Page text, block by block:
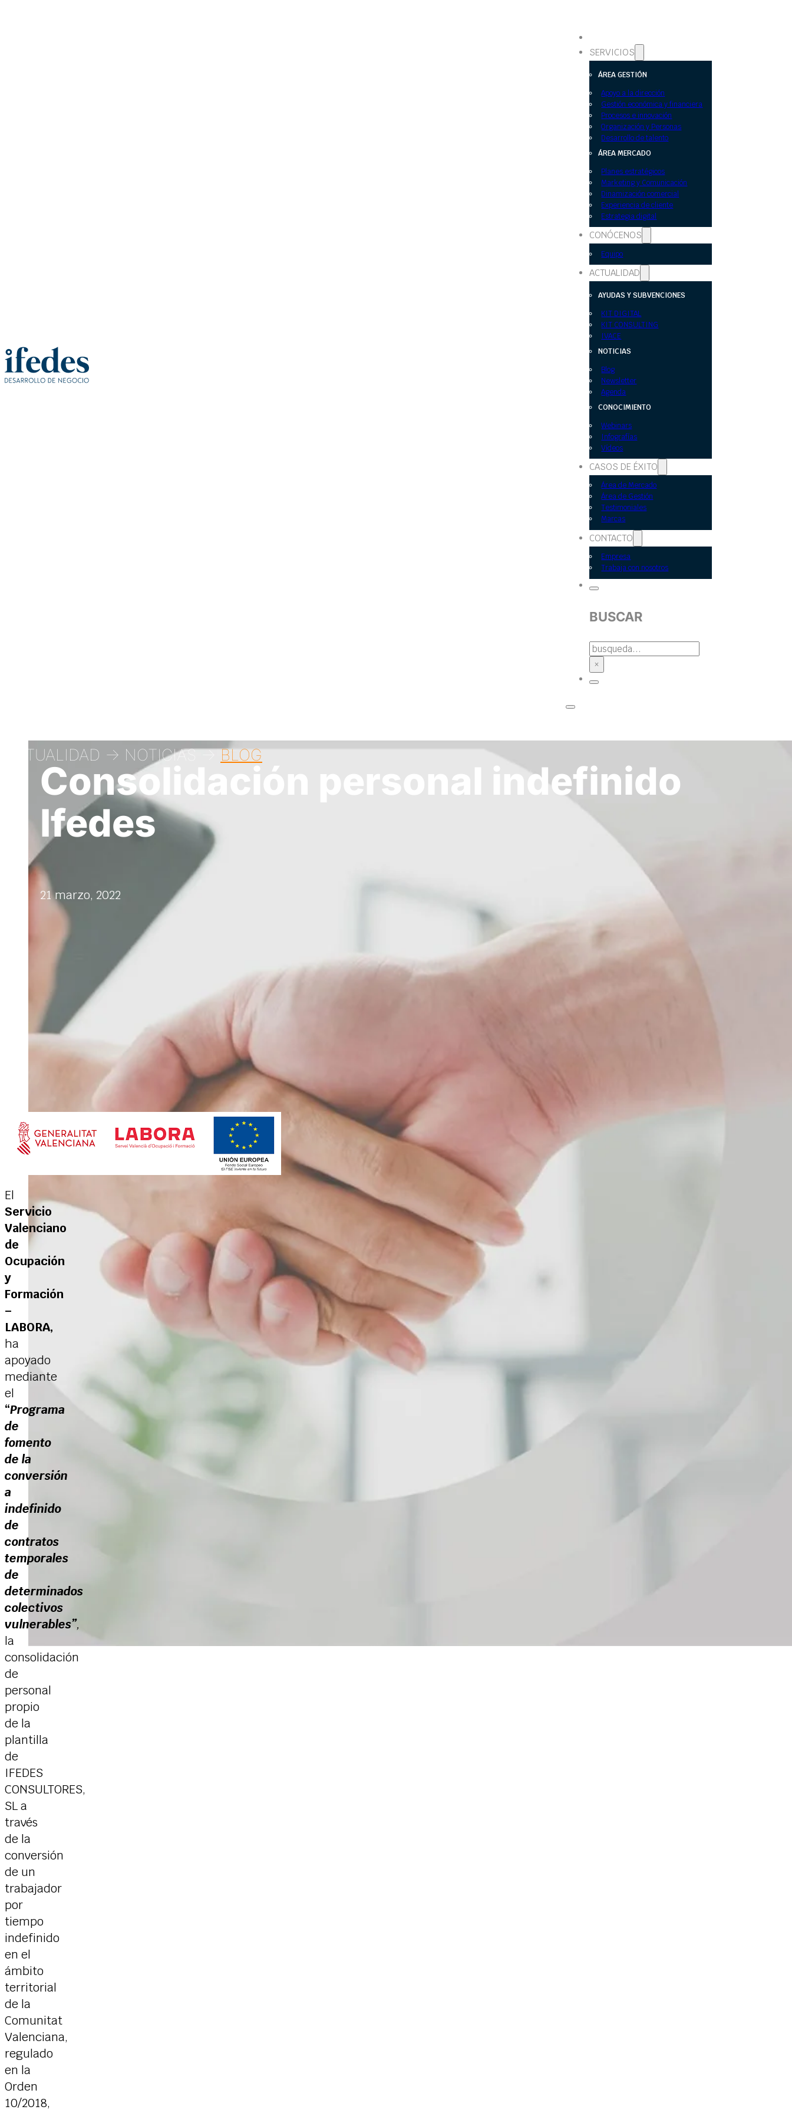
SERVICIOS
ÁREA GESTIÓN
Apoyo a la dirección
Gestión económica y financiera
Procesos e innovación
Organización y Personas
Desarrollo de talento
ÁREA MERCADO
Planes estratégicos
Marketing y Comunicación
Dinamización comercial
Experiencia de cliente
Estrategia digital
CONÓCENOS
Equipo
ACTUALIDAD
AYUDAS Y SUBVENCIONES
KIT DIGITAL
KIT CONSULTING
IVACE
NOTICIAS
Blog
Newsletter
Agenda
CONOCIMIENTO
Webinars
Infografías
Vídeos
CASOS DE ÉXITO
Área de Mercado
Área de Gestión
Testimoniales
Marcas
CONTACTO
Empresa
Trabaja con nosotros
BUSCAR
BUSCAR
×
ACTUALIDAD -> NOTICIAS ->BLOG
Consolidación personal indefinido
Ifedes
21 marzo, 2022
El
Servicio
Valenciano
de
Ocupación
y
Formación
–
LABORA,
ha
apoyado
mediante
el
“Programa
de
fomento
de la
conversión
a
indefinido
de
contratos
temporales
de
determinados
colectivos
vulnerables”,
la
consolidación
de
personal
propio
de la
plantilla
de
IFEDES
CONSULTORES,
SL a
través
de la
conversión
de un
trabajador
por
tiempo
indefinido
en el
ámbito
territorial
de la
Comunitat
Valenciana,
regulado
en la
Orden
10/2018,